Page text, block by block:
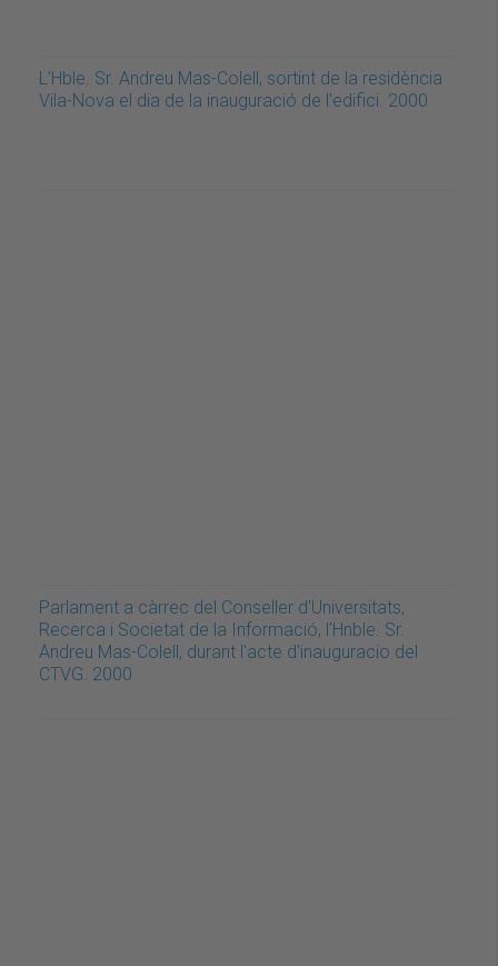
L'Hble. Sr. Andreu Mas-Colell, sortint de la residència
Vila-Nova el dia de la inauguració de l'edifici. 2000
Parlament a càrrec del Conseller d'Universitats,
Recerca i Societat de la Informació, l'Hnble. Sr.
Andreu Mas-Colell, durant l'acte d'inauguracio del
CTVG. 2000